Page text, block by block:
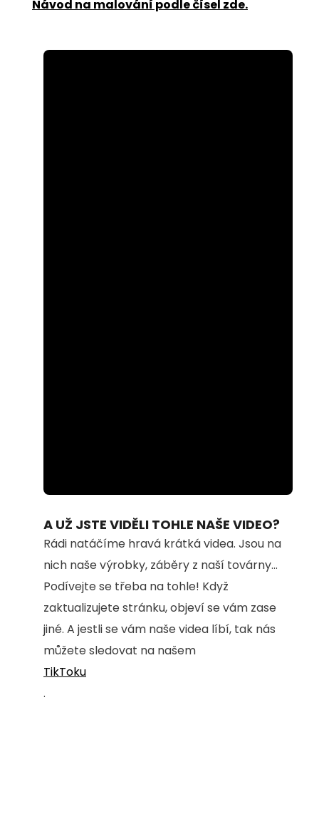
Návod na malování podle čísel zde.
100.00%
A UŽ JSTE VIDĚLI TOHLE NAŠE VIDEO?
Rádi natáčíme hravá krátká videa. Jsou na
nich naše výrobky, záběry z naší továrny...
Podívejte se třeba na tohle! Když
zaktualizujete stránku, objeví se vám zase
jiné. A jestli se vám naše videa líbí, tak nás
můžete sledovat na našem
TikToku
.